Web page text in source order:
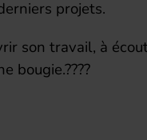
projets.
son travail, à
bougie.????